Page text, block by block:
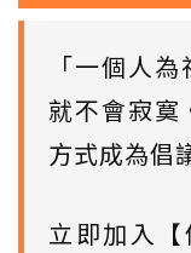
「一個人
就不會寂寞
方式成為倡
立即加入【